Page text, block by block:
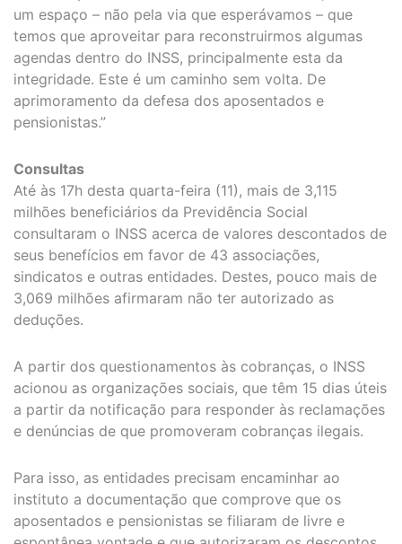
um espaço – não pela via que esperávamos – que
temos que aproveitar para reconstruirmos algumas
agendas dentro do INSS, principalmente esta da
integridade. Este é um caminho sem volta. De
aprimoramento da defesa dos aposentados e
pensionistas.”
Consultas
Até às 17h desta quarta-feira (11), mais de 3,115
milhões beneficiários da Previdência Social
consultaram o INSS acerca de valores descontados de
seus benefícios em favor de 43 associações,
sindicatos e outras entidades. Destes, pouco mais de
3,069 milhões afirmaram não ter autorizado as
deduções.
A partir dos questionamentos às cobranças, o INSS
acionou as organizações sociais, que têm 15 dias úteis
a partir da notificação para responder às reclamações
e denúncias de que promoveram cobranças ilegais.
Para isso, as entidades precisam encaminhar ao
instituto a documentação que comprove que os
aposentados e pensionistas se filiaram de livre e